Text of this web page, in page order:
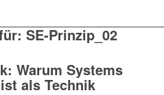
SE-Prinzip_02
Warum Systems
als Technik